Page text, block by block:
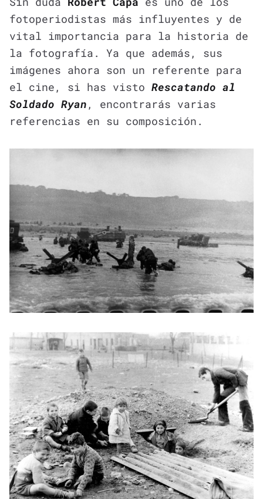
fotoperiodistas más influyentes y de
vital importancia para la historia de
la fotografía. Ya que además, sus
imágenes ahora son un referente para
el cine, si has visto Rescatando al
Soldado Ryan , encontrarás varias
referencias en su composición.